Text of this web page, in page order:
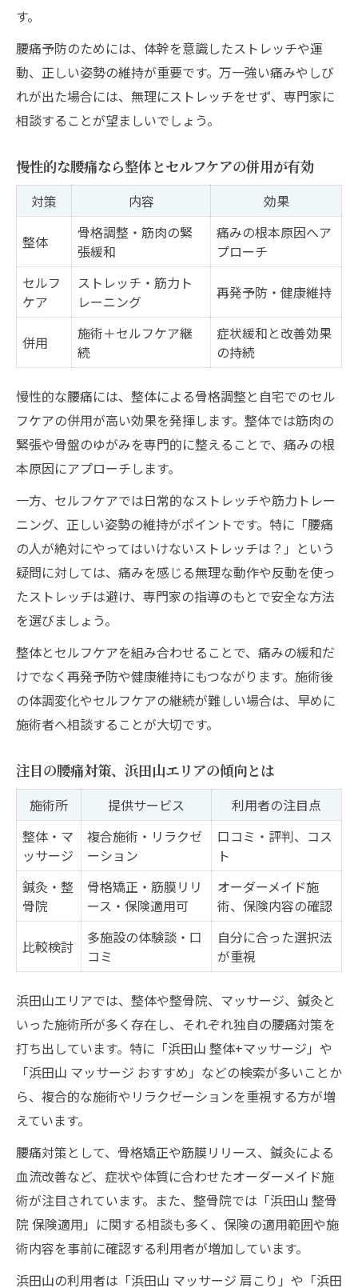
す。
腰痛予防のためには、体幹を意識したストレッチや運
動、正しい姿勢の維持が重要です。万一強い痛みやしび
れが出た場合には、無理にストレッチをせず、専門家に
相談することが望ましいでしょう。
慢性的な腰痛なら整体とセルフケアの併用が有効
対策 内容 効果
整体
骨格調整・筋肉の緊
張緩和
痛みの根本原因へア
プローチ
セルフ
ケア
ストレッチ・筋力ト
レーニング
再発予防・健康維持
併用
施術＋セルフケア継
続
症状緩和と改善効果
の持続
慢性的な腰痛には、整体による骨格調整と自宅でのセル
フケアの併用が高い効果を発揮します。整体では筋肉の
緊張や骨盤のゆがみを専門的に整えることで、痛みの根
本原因にアプローチします。
一方、セルフケアでは日常的なストレッチや筋力トレー
ニング、正しい姿勢の維持がポイントです。特に「腰痛
の人が絶対にやってはいけないストレッチは？」という
疑問に対しては、痛みを感じる無理な動作や反動を使っ
たストレッチは避け、専門家の指導のもとで安全な方法
を選びましょう。
整体とセルフケアを組み合わせることで、痛みの緩和だ
けでなく再発予防や健康維持にもつながります。施術後
の体調変化やセルフケアの継続が難しい場合は、早めに
施術者へ相談することが大切です。
注目の腰痛対策、浜田山エリアの傾向とは
施術所 提供サービス
利用者の注目点
整体・マ
ッサージ
複合施術・リラクゼ
ーション
口コミ・評判、コス
ト
鍼灸・整
骨院
骨格矯正・筋膜リリ
ース・保険適用可
オーダーメイド施
術、保険内容の確認
比較検討
多施設の体験談・口
コミ
自分に合った選択法
が重視
浜田山エリアでは、整体や整骨院、マッサージ、鍼灸と
いった施術所が多く存在し、それぞれ独自の腰痛対策を
打ち出しています。特に「浜田山 整体+マッサージ」や
「浜田山 マッサージ おすすめ」などの検索が多いことか
ら、複合的な施術やリラクゼーションを重視する方が増
えています。
腰痛対策として、骨格矯正や筋膜リリース、鍼灸による
血流改善など、症状や体質に合わせたオーダーメイド施
術が注目されています。また、整骨院では「浜田山 整骨
院 保険適用」に関する相談も多く、保険の適用範囲や施
術内容を事前に確認する利用者が増加しています。
浜田山の利用者は「浜田山 マッサージ 肩こり」や「浜田